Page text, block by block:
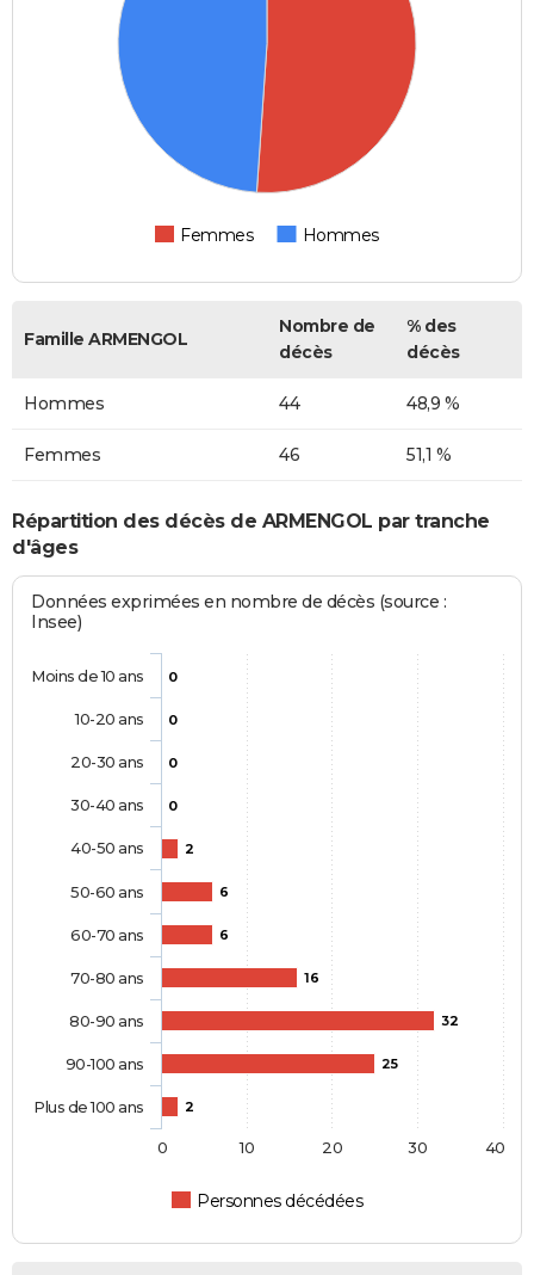
Femmes Hommes
Famille ARMENGOL
Nombre de
décès
% des
décès
Hommes 44 48,9 %
Femmes 46 51,1 %
Répartition des décès de ARMENGOL par tranche
d'âges
Données exprimées en nombre de décès (source :
Insee)
0
0
0
0
2
6
6
16
32
25
2
Personnes décédées
Moins de 10 ans
10-20 ans
20-30 ans
30-40 ans
40-50 ans
50-60 ans
60-70 ans
70-80 ans
80-90 ans
90-100 ans
Plus de 100 ans
0 10 20 30 40